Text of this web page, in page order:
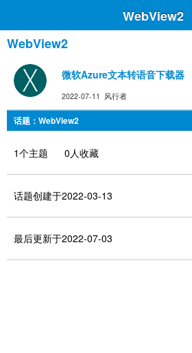
WebView2
WebView2
微软Azure文本转语音下载器
2022-07-11 风行者
话题：WebView2
1个主题 0人收藏
话题创建于2022-03-13
最后更新于2022-07-03